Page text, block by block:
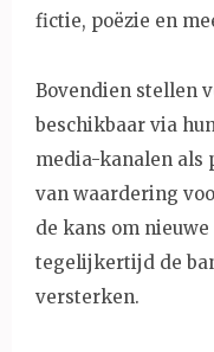
fictie, poëzie en
Bovendien stellen
beschikbaar via
media-kanalen als
van waardering
de kans om
tegelijkertijd de
versterken.